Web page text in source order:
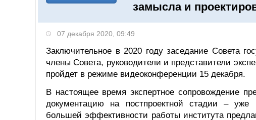
замысла и
07 декабря 2020, 09:49
Заключительное в 2020 году заседание Совета
члены Совета, руководители и представители
пройдет в режиме видеоконференции 15 декабря.
В настоящее время экспертное сопровождение
документацию на постпроектной стадии – уже
большей эффективности работы института